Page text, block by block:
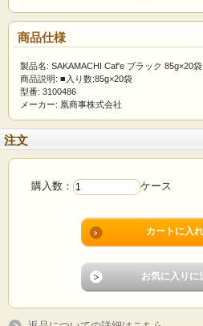
商品仕様
製品名: SAKAMACHI Caf'e ブラック 85g×20袋
商品説明: ■入り数:85g×20袋
型番: 3100486
メーカー: 凰商事株式会社
注文
購入数： ケース